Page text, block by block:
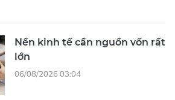
Nền kinh tế cần nguồn vốn rất
lớn
06/08/2026 03:04